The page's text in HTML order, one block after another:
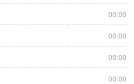
00:00
00:00
00:00
00:00